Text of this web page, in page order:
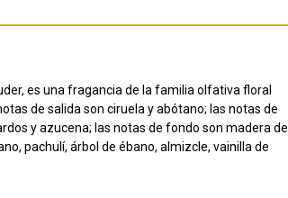
es una fragancia de la familia olfativa floral
de salida son ciruela y abótano; las notas de
y azucena; las notas de fondo son madera de
pachulí, árbol de ébano, almizcle, vainilla de